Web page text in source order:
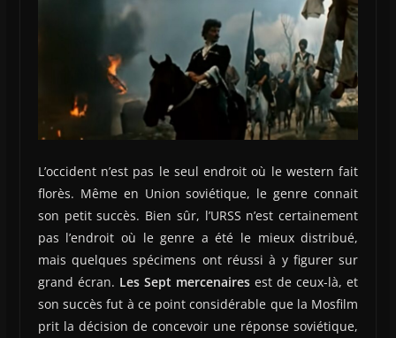
L’occident n’est pas le seul endroit où le western fait
florès. Même en Union soviétique, le genre connait
son petit succès. Bien sûr, l’URSS n’est certainement
pas l’endroit où le genre a été le mieux distribué,
mais quelques spécimens ont réussi à y figurer sur
grand écran. Les Sept mercenaires est de ceux-là, et
son succès fut à ce point considérable que la Mosfilm
prit la décision de concevoir une réponse soviétique,